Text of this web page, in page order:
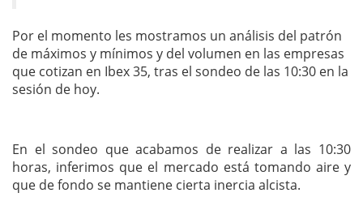
Por el momento les mostramos un análisis del patrón
de máximos y mínimos y del volumen en las empresas
que cotizan en Ibex 35, tras el sondeo de las 10:30 en la
sesión de hoy.
En el sondeo que acabamos de realizar a las 10:30
horas, inferimos que el mercado está tomando aire y
que de fondo se mantiene cierta inercia alcista.